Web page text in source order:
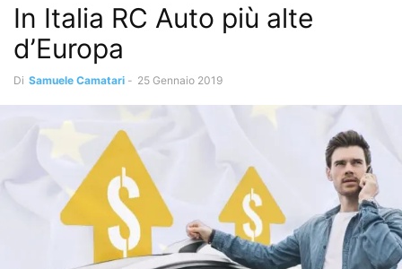
In Italia RC Auto più alte
d’Europa
Di Samuele Camatari - 25 Gennaio 2019